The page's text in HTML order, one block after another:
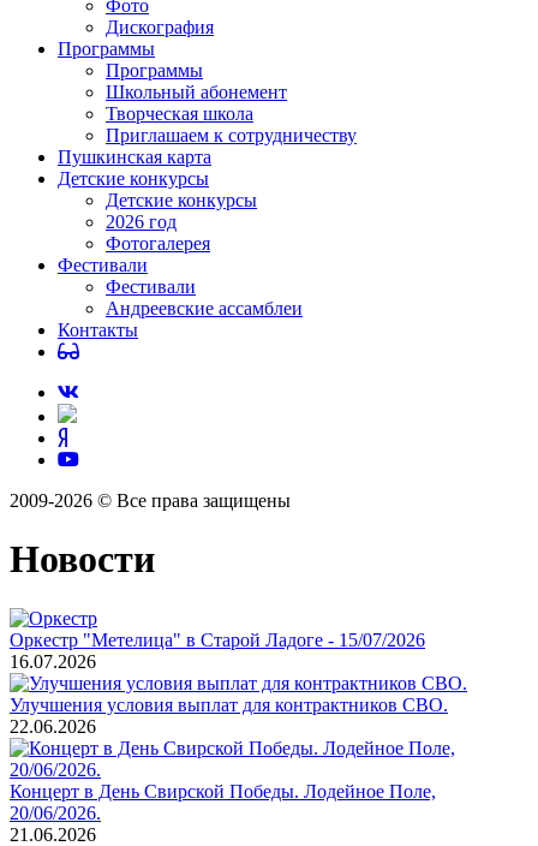
Фото
Дискография
Программы
Программы
Школьный абонемент
Творческая школа
Приглашаем к сотрудничеству
Пушкинская карта
Детские конкурсы
Детские конкурсы
2026 год
Фотогалерея
Фестивали
Фестивали
Андреевские ассамблеи
Контакты
2009-2026 © Все права защищены
Новости
Оркестр "Метелица" в Старой Ладоге - 15/07/2026
16.07.2026
Улучшения условия выплат для контрактников СВО.
22.06.2026
Концерт в День Свирской Победы. Лодейное Поле,
20/06/2026.
21.06.2026